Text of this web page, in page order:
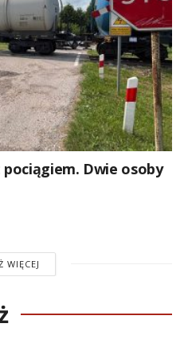
Dwie osoby
WIĘCEJ